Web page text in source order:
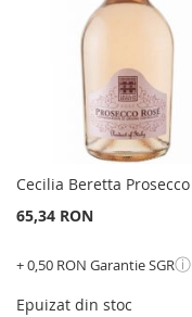
Cecilia Beretta
65,34 RON
+ 0,50 RON Garantie SGRⓘ
Epuizat din stoc